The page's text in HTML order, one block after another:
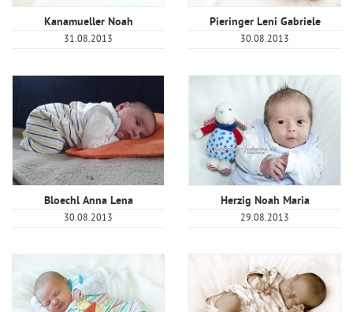
Kanamueller Noah
31.08.2013
Pieringer Leni Gabriele
30.08.2013
Bloechl Anna Lena
30.08.2013
Herzig Noah Maria
29.08.2013